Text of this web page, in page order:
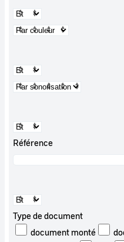
Référence
Type de document
document monté